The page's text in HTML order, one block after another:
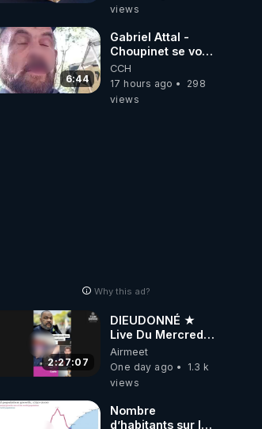
views
6:44
Gabriel Attal -
Choupinet se voit
en haut de
l'affiche
CCH
17 hours ago
298
views
Why this ad?
2:27:07
DIEUDONNÉ ★
Live Du Mercredi
5 Août 2026
Airmeet
One day ago
1.3 k
views
Nombre
d’habitants sur la